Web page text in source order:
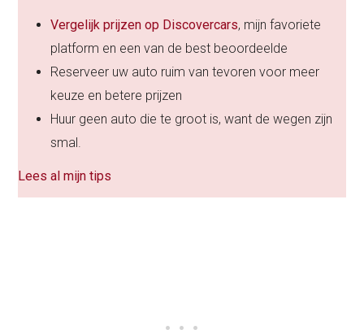
Vergelijk prijzen op Discovercars, mijn favoriete
platform en een van de best beoordeelde
Reserveer uw auto ruim van tevoren voor meer
keuze en betere prijzen
Huur geen auto die te groot is, want de wegen zijn
smal.
Lees al mijn tips